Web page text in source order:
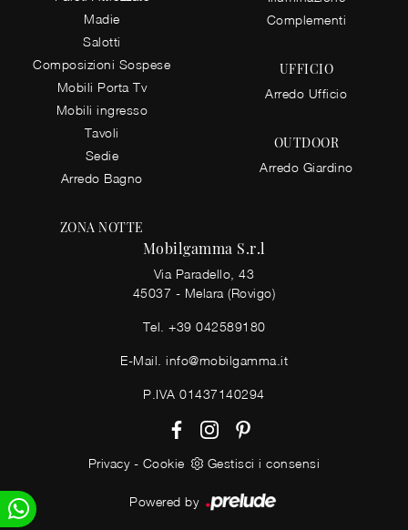
Madie
Salotti
Composizioni Sospese
Mobili Porta Tv
Mobili ingresso
Tavoli
Sedie
Arredo Bagno
ZONA NOTTE
Complementi
UFFICIO
Arredo Ufficio
OUTDOOR
Arredo Giardino
Mobilgamma S.r.l
Via Paradello, 43
45037 - Melara (Rovigo)
Tel. +39 042589180
E-Mail. info@mobilgamma.it
P.IVA 01437140294
Privacy- Cookie Gestisci i consensi
Powered by